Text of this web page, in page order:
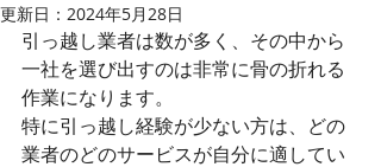
更新日： 2024年5月28日
引っ越し業者は数が多く、その中から
一社を選び出すのは非常に骨の折れる
作業になります。
特に引っ越し経験が少ない方は、どの
業者のどのサービスが自分に適してい